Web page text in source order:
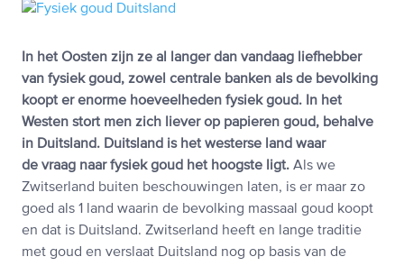
In het Oosten zijn ze al langer dan vandaag liefhebber
van fysiek goud, zowel centrale banken als de bevolking
koopt er enorme hoeveelheden fysiek goud. In het
Westen stort men zich liever op papieren goud, behalve
in Duitsland. Duitsland is het westerse land waar
de vraag naar fysiek goud het hoogste ligt. Als we
Zwitserland buiten beschouwingen laten, is er maar zo
goed als 1 land waarin de bevolking massaal goud koopt
en dat is Duitsland. Zwitserland heeft en lange traditie
met goud en verslaat Duitsland nog op basis van de